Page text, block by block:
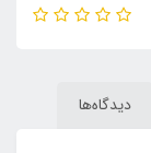
دیدگاه‌ها